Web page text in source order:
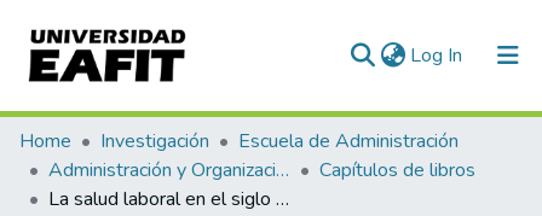
Log In (current)
Communities & Collections
All of DSpace
Home Investigación
Escuela de Administración
Administración y Organizaciones
Capítulos de libros
La salud laboral en el siglo XX y XXI: de la negación al derecho